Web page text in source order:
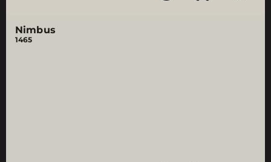
Nimbus
1465